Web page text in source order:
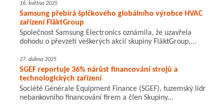
16. května 2025
Samsung přebírá špičkového globálního výrobce HVAC
zařízení FläktGroup
Společnost Samsung Electronics oznámila, že uzavřela
dohodu o převzetí veškerých akcií skupiny FläktGroup,...
27. dubna 2025
SGEF reportuje 36% nárůst financování strojů a
technologických zařízení
Société Générale Equipment Finance (SGEF), tuzemský lídr
nebankovního financování firem a člen Skupiny...